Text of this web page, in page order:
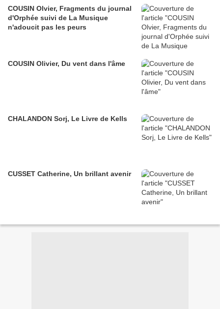
COUSIN Olvier, Fragments du journal
d'Orphée suivi de La Musique
n'adoucit pas les peurs
COUSIN Olivier, Du vent dans l'âme
CHALANDON Sorj, Le Livre de Kells
CUSSET Catherine, Un brillant avenir